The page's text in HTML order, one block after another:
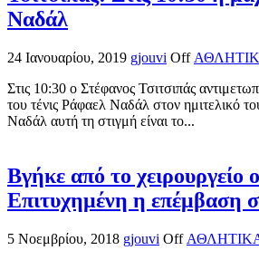
Ναδάλ
24 Ιανουαρίου, 2019 gjouvi Off
Στις 10:30 ο Στέφανος Τσιτσιπάς
του τένις Ράφαελ Ναδάλ στον ημιτελικό
Ναδάλ αυτή τη στιγμή είναι το...
Βγήκε από το χειρουργείο
Επιτυχημένη η επέμβαση
5 Νοεμβρίου, 2018 gjouvi Off